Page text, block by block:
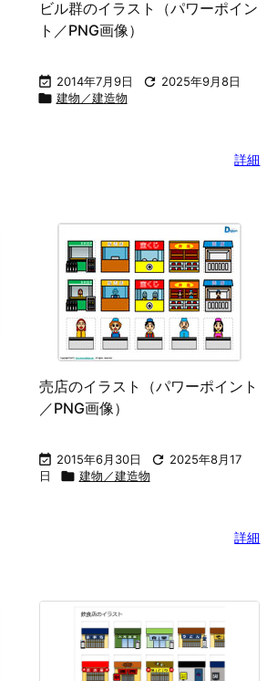
ビル群のイラスト（パワーポイン
ト／PNG画像）
 2014年7月9日  2025年9月8日
 建物／建造物
詳細
売店のイラスト（パワーポイント
／PNG画像）
 2015年6月30日  2025年8月17
日
 建物／建造物
詳細